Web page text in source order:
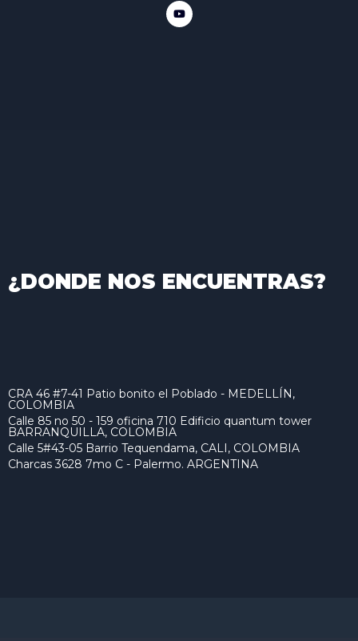
¿DONDE NOS ENCUENTRAS?
CRA 46 #7-41 Patio bonito el Poblado - MEDELLÍN,
COLOMBIA
Calle 85 no 50 - 159 oficina 710 Edificio quantum tower
BARRANQUILLA, COLOMBIA
Calle 5#43-05 Barrio Tequendama, CALI, COLOMBIA
Charcas 3628 7mo C - Palermo. ARGENTINA